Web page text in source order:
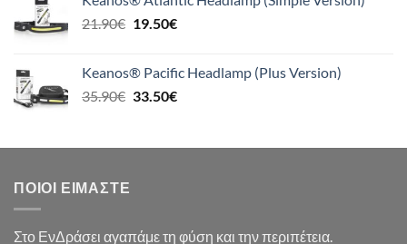
26.90€.είναι:
24.90€.
21.90€ Original
21.90€.
19.50€Η
είναι:
19.50€.
Keanos® Pacific Headlamp (Plus Version)
35.90€ Original
35.90€.
33.50€Η
είναι:
ΠΟΙΟΙ ΕΊΜΑΣΤΕ
Στο ΕνΔράσει αγαπάμε τη φύση και την περιπέτεια.